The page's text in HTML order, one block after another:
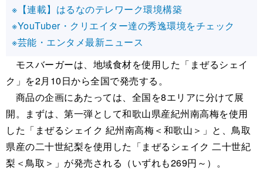
※【連載】はるなのテレワーク環境構築
※YouTuber・クリエイター達の秀逸環境をチェック
※芸能・エンタメ最新ニュース
モスバーガーは、地域食材を使用した「まぜるシェイ
ク」を2月10日から全国で発売する。
商品の企画にあたっては、全国を8エリアに分けて展
開。まずは、第一弾として和歌山県産紀州南高梅を使用
した「まぜるシェイク 紀州南高梅＜和歌山＞」と、鳥取
県産の二十世紀梨を使用した「まぜるシェイク 二十世紀
梨＜鳥取＞」が発売される（いずれも269円～）。